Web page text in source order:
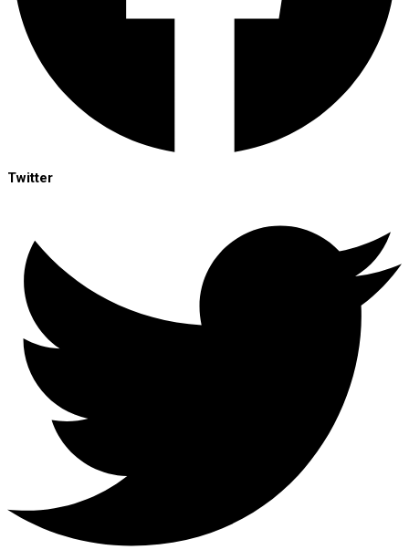
Twitter